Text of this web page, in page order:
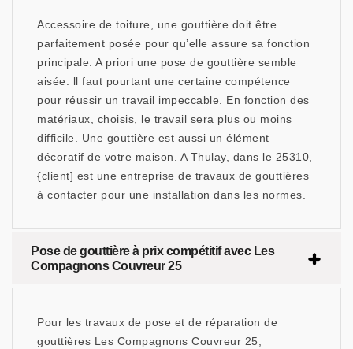
Accessoire de toiture, une gouttière doit être
parfaitement posée pour qu’elle assure sa fonction
principale. A priori une pose de gouttière semble
aisée. ll faut pourtant une certaine compétence
pour réussir un travail impeccable. En fonction des
matériaux, choisis, le travail sera plus ou moins
difficile. Une gouttière est aussi un élément
décoratif de votre maison. A Thulay, dans le 25310,
{client] est une entreprise de travaux de gouttières
à contacter pour une installation dans les normes.
Pose de gouttière à prix compétitif avec Les
Compagnons Couvreur 25
Pour les travaux de pose et de réparation de
gouttières Les Compagnons Couvreur 25,